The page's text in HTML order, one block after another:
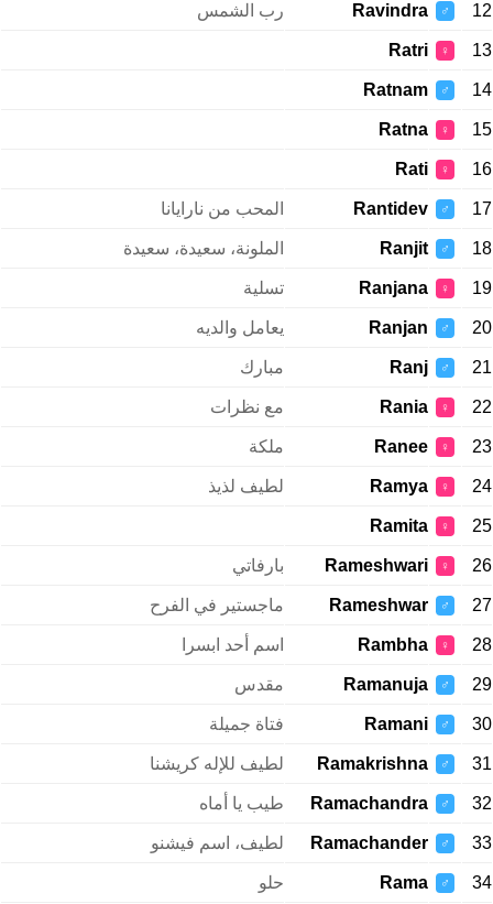
12
♂
Ravindra رب الشمس
13
♀
Ratri
14
♂
Ratnam
15
♀
Ratna
16
♀
Rati
17
♂
Rantidev المحب من نارايانا
18
♂
Ranjit الملونة، سعيدة، سعيدة
19
♀
Ranjana تسلية
20
♂
Ranjan يعامل والديه
21
♂
Ranj مبارك
22
♀
Rania مع نظرات
23
♀
Ranee ملكة
24
♀
Ramya لطيف لذيذ
25
♀
Ramita
26
♀
Rameshwari بارفاتي
27
♂
Rameshwar ماجستير في الفرح
28
♀
Rambha اسم أحد ابسرا
29
♂
Ramanuja مقدس
30
♂
Ramani فتاة جميلة
31
♂
Ramakrishna لطيف للإله كريشنا
32
♂
Ramachandra طيب يا أماه
33
♂
Ramachander لطيف، اسم فيشنو
34
♂
Rama حلو